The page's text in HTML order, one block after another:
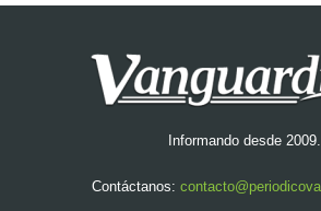
Informando desde 2009.
Contáctanos: